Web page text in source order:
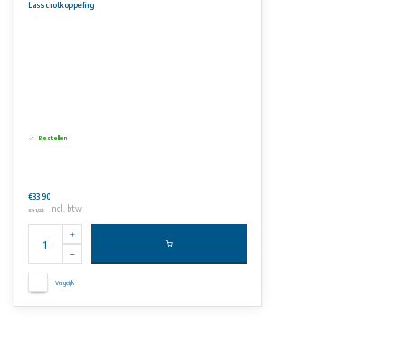
Lasschotkoppeling
Bestellen
€33,90
€41,02 Incl. btw
Vergelijk